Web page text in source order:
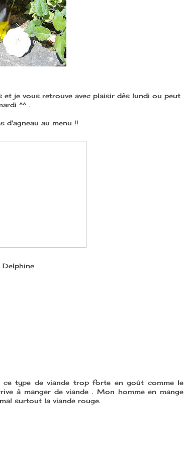
et je vous retrouve avec plaisir dès lundi ou peut
^^ .
d'agneau au menu !!
Delphine
ce type de viande trop forte en goût comme le
à manger de viande . Mon homme en mange
surtout la viande rouge.